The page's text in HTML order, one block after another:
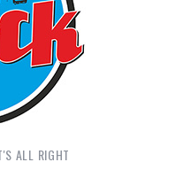
ALL RIGHT